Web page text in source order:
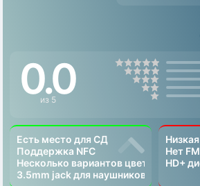
0.0
из 5
Есть место для СД
Поддержка NFC
Несколько вариантов цвета
3.5mm jack для наушников
Нет
HD+